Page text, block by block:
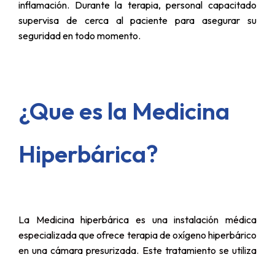
inflamación. Durante la terapia, personal capacitado
supervisa de cerca al paciente para asegurar su
seguridad en todo momento.
¿Que es la Medicina
Hiperbárica?
La Medicina hiperbárica es una instalación médica
especializada que ofrece terapia de oxígeno hiperbárico
en una cámara presurizada. Este tratamiento se utiliza